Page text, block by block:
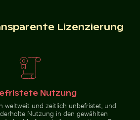
Luftaufnahme von Isla Choventún in
Chuburná
Mahathat in Ayutthaya
Knospe einer Seerose
Lizenzierung
Nutzung
weltweit und zeitlich unbefristet, und
Nutzung in den gewählten